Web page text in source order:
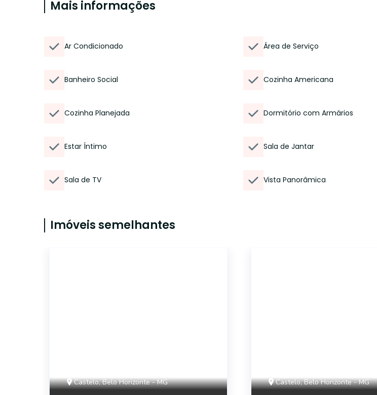
Mais informações
Ar Condicionado Área de Serviço
Banheiro Social Cozinha Americana
Cozinha Planejada Dormitório com Armários
Estar Íntimo Sala de Jantar
Sala de TV Vista Panorâmica
Imóveis semelhantes
Castelo, Belo Horizonte - MG Castelo, Belo Horizonte - MG